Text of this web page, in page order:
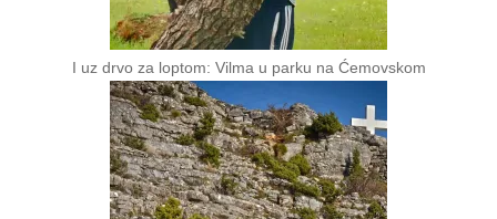
I uz drvo za loptom: Vilma u parku na Ćemovskom